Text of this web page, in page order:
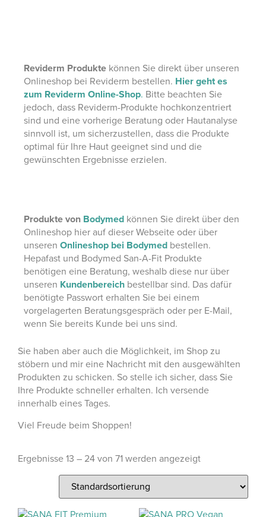
Reviderm Produkte können Sie direkt über unseren
Onlineshop bei Reviderm bestellen. Hier geht es
zum Reviderm Online-Shop. Bitte beachten Sie
jedoch, dass Reviderm-Produkte hochkonzentriert
sind und eine vorherige Beratung oder Hautanalyse
sinnvoll ist, um sicherzustellen, dass die Produkte
optimal für Ihre Haut geeignet sind und die
gewünschten Ergebnisse erzielen.
Produkte von Bodymed können Sie direkt über den
Onlineshop hier auf dieser Webseite oder über
unseren Onlineshop bei Bodymed bestellen.
Hepafast und Bodymed San-A-Fit Produkte
benötigen eine Beratung, weshalb diese nur über
unseren Kundenbereich bestellbar sind. Das dafür
benötigte Passwort erhalten Sie bei einem
vorgelagerten Beratungsgespräch oder per E-Mail,
wenn Sie bereits Kunde bei uns sind.
Sie haben aber auch die Möglichkeit, im Shop zu
stöbern und mir eine Nachricht mit den ausgewählten
Produkten zu schicken. So stelle ich sicher, dass Sie
Ihre Produkte schneller erhalten. Ich versende
innerhalb eines Tages.
Viel Freude beim Shoppen!
Ergebnisse 13 – 24 von 71 werden angezeigt